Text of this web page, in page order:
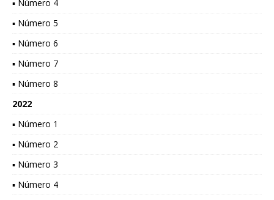
▪ Número 4
▪ Número 5
▪ Número 6
▪ Número 7
▪ Número 8
2022
▪ Número 1
▪ Número 2
▪ Número 3
▪ Número 4